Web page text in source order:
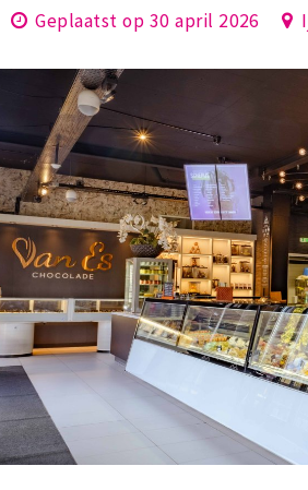
Geplaatst op 30 april 2026